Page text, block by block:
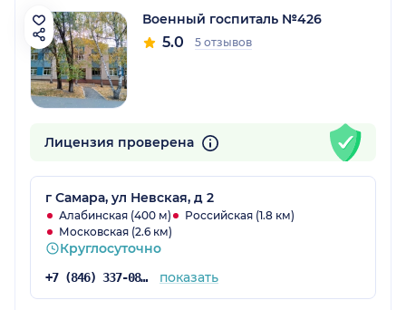
Военный госпиталь №426
5.0 5 отзывов
Лицензия проверена
г Самара, ул Невская, д 2
Алабинская (400 м)
Российская (1.8 км)
Московская (2.6 км)
Круглосуточно
+7 (846) 337-08-71 показать